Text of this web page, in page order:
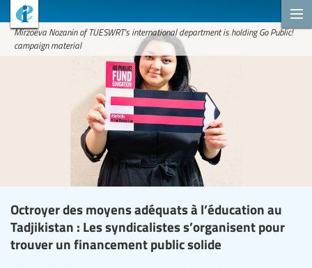
Mirzoeva Nozanin of TUESWRT's international department is holding Go Public!
campaign material
Octroyer des moyens adéquats à l’éducation au
Tadjikistan : Les syndicalistes s’organisent pour
trouver un financement public solide